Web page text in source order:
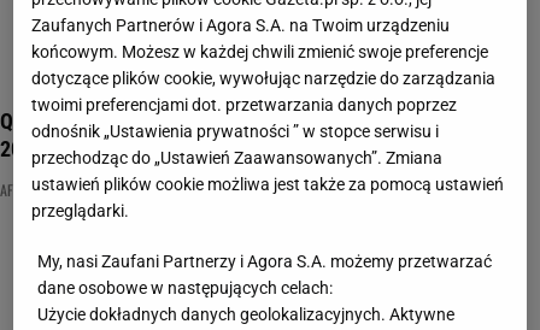
Quiz geograficzny inny niż wszystkie. 12/12 zgarnia tylko
20% osób
AFRYKA AMERYKA AZJA
Zaufanych Partnerów i Agora S.A. na Twoim urządzeniu
końcowym. Możesz w każdej chwili zmienić swoje preferencje
dotyczące plików cookie, wywołując narzędzie do zarządzania
twoimi preferencjami dot. przetwarzania danych poprzez
odnośnik „Ustawienia prywatności ” w stopce serwisu i
przechodząc do „Ustawień Zaawansowanych”. Zmiana
ustawień plików cookie możliwa jest także za pomocą ustawień
przeglądarki.
My, nasi Zaufani Partnerzy i Agora S.A. możemy przetwarzać
dane osobowe w następujących celach:
Użycie dokładnych danych geolokalizacyjnych. Aktywne